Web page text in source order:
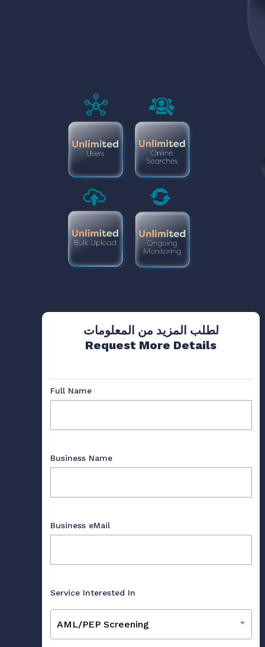
لطلب المزيد من المعلومات
Request More Details
Full Name
Business Name
Business eMail
Service Interested In
AML/PEP Screening